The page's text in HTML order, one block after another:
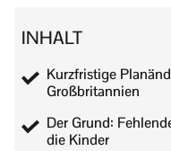
INHALT
Kurzfristige
Großbritannien
Der Grund:
die Kinder